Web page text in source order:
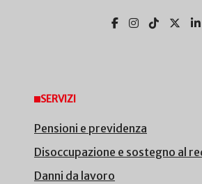
SERVIZI
Pensioni e previdenza
Disoccupazione e sostegno al
Danni da lavoro